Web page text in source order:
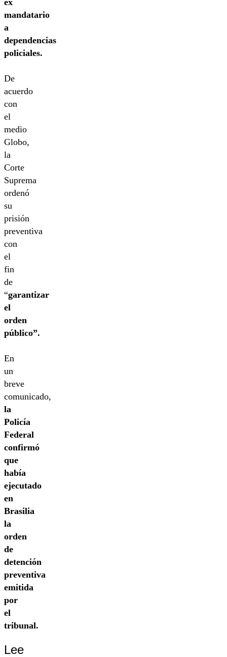
mandatario
a
dependencias
policiales.
De
acuerdo
con
el
medio
Globo,
la
Corte
Suprema
ordenó
su
prisión
preventiva
con
el
fin
de
“garantizar
el
orden
público”.
En
un
breve
comunicado,
la
Policía
Federal
confirmó
que
había
ejecutado
en
Brasilia
la
orden
de
detención
preventiva
emitida
por
el
tribunal.
Lee